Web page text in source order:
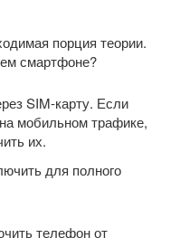
порция теории.
смартфоне?
SIM-карту. Если
мобильном трафике,
их.
для полного
телефон от